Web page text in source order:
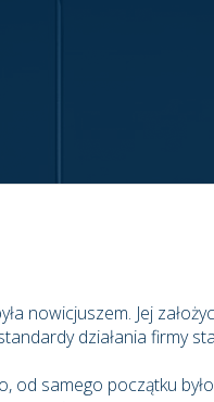
nowicjuszem. Jej
działania firmy
od samego początku